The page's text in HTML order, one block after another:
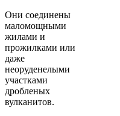
Они соединены
маломощными
жилами и
прожилками или
даже
неоруденелыми
участками
дробленых
вулканитов.